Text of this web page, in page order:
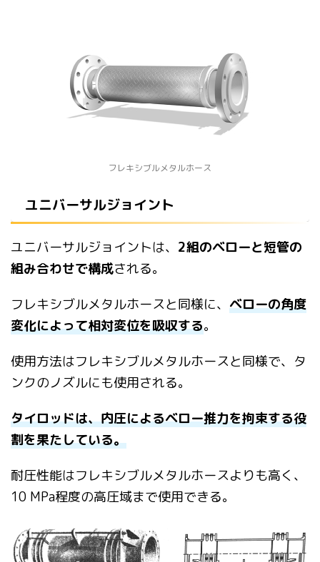
フレキシブルメタルホース
ユニバーサルジョイント
ユニバーサルジョイントは、 2組のベローと短管の
組み合わせで構成される。
フレキシブルメタルホースと同様に、 ベローの角度
変化によって相対変位を吸収する。
使用方法はフレキシブルメタルホースと同様で、タ
ンクのノズルにも使用される。
タイロッドは、内圧によるベロー推力を拘束する役
割を果たしている。
耐圧性能はフレキシブルメタルホースよりも高く、
10 MPa程度の高圧域まで使用できる。